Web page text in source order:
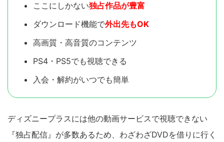
ここにしかない独占作品が豊富
ダウンロード機能で外出先もOK
高画質・高音質のコンテンツ
PS4・PS5でも視聴できる
入会・解約がいつでも簡単
ディズニープラスには他の動画サービスで視聴できない
『独占配信』が多数あるため、わざわざDVDを借りに行く